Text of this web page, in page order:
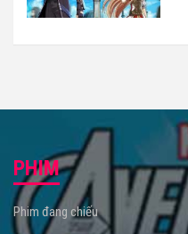
PHIM
Phim đang chiếu